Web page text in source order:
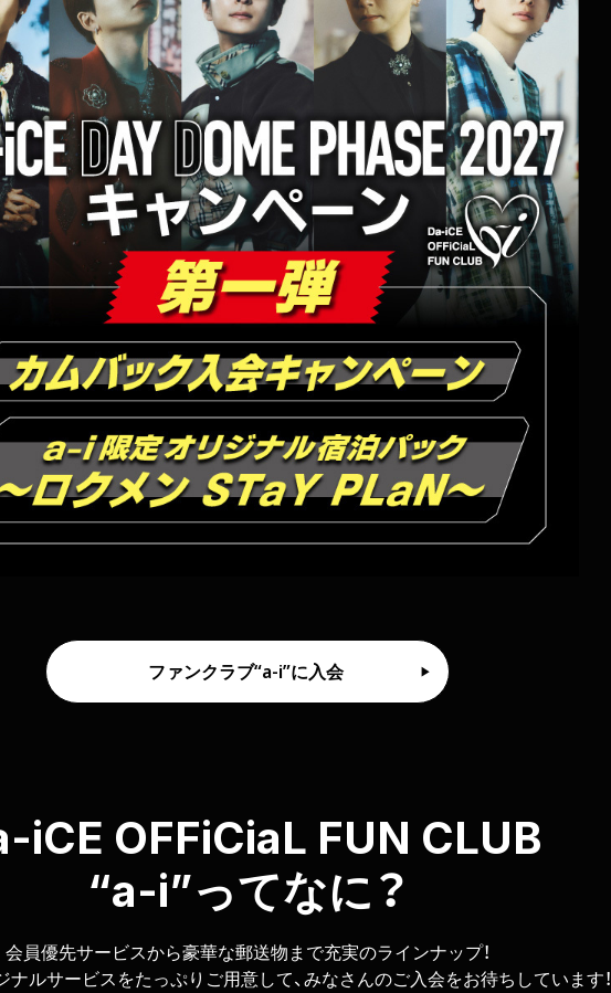
ファンクラブ“a-i”に入会
iCE OFFiCiaL FUN CLUB
“a-i”ってなに？
会員優先サービスから豪華な郵送物まで充実のラインナップ！
ルサービスをたっぷりご用意して、みなさんのご入会をお待ちしています！